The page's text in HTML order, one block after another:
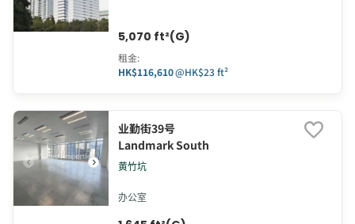
5,070 ft²(G)
租金:
HK$116,610@HK$23 ft²
业勤街39号
Landmark South
黄竹坑
办公室